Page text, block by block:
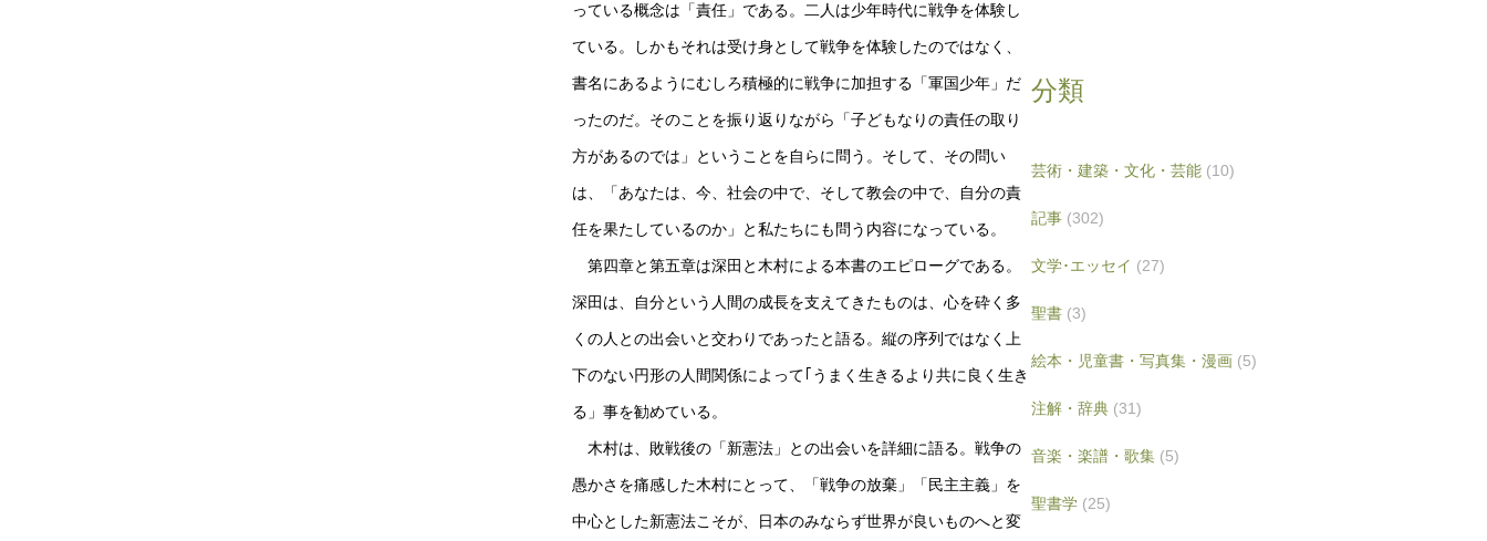
っている概念は「責任」である。二人は少年時代に戦争を体験し
ている。しかもそれは受け身として戦争を体験したのではなく、
書名にあるようにむしろ積極的に戦争に加担する「軍国少年」だ
ったのだ。そのことを振り返りながら「子どもなりの責任の取り
方があるのでは」ということを自らに問う。そして、その問い
は、「あなたは、今、社会の中で、そして教会の中で、自分の責
任を果たしているのか」と私たちにも問う内容になっている。
第四章と第五章は深田と木村による本書のエピローグである。
深田は、自分という人間の成長を支えてきたものは、心を砕く多
くの人との出会いと交わりであったと語る。縦の序列ではなく上
下のない円形の人間関係によって｢うまく生きるより共に良く生き
る」事を勧めている。
木村は、敗戦後の「新憲法」との出会いを詳細に語る。戦争の
愚かさを痛感した木村にとって、「戦争の放棄」「民主主義」を
中心とした新憲法こそが、日本のみならず世界が良いものへと変
分類
芸術・建築・文化・芸能 (10)
記事 (302)
文学･エッセイ (27)
聖書 (3)
絵本・児童書・写真集・漫画 (5)
注解・辞典 (31)
音楽・楽譜・歌集 (5)
聖書学 (25)